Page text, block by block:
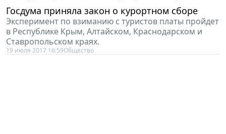
Госдума приняла закон о курортном сборе
Эксперимент по взиманию с туристов платы пройдет
в Республике Крым, Алтайском, Краснодарском и
Ставропольском краях.
19 июля 2017 16:59Общество